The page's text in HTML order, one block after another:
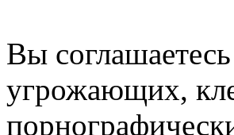
Вы
угрожающих,